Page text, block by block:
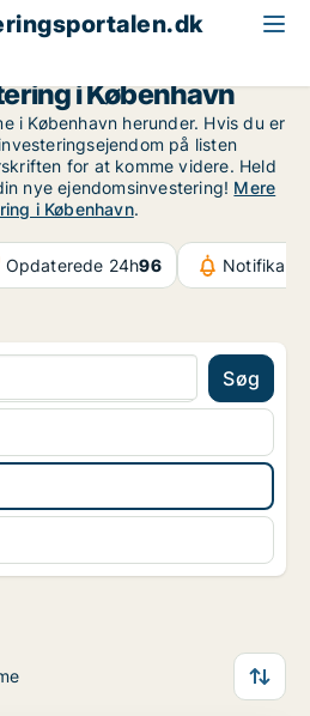
i København
i København herunder. Hvis du er
på listen
for at komme videre. Held
nye ejendomsinvestering! Mere
i København.
Opdaterede 24h96
Søg